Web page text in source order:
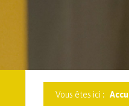
Vous êtes ici :